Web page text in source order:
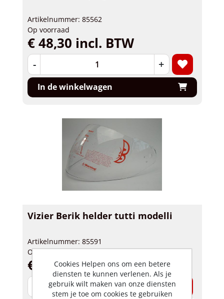
Artikelnummer: 85562
Op voorraad
€ 48,30 incl. BTW
- +
In de winkelwagen
Vizier Berik helder tutti modelli
Artikelnummer: 85591
Op voorraad
€ 35,53 incl. BTW
+
Cookies Helpen ons om een betere
diensten te kunnen verlenen. Als je
gebruik wilt maken van onze diensten
stem je toe om cookies te gebruiken